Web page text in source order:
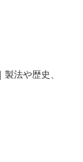
法や歴史、